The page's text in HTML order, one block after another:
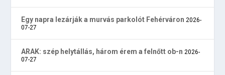
Egy napra lezárják a murvás parkolót Fehérváron 2026-
07-27
ARAK: szép helytállás, három érem a felnőtt ob-n 2026-
07-27